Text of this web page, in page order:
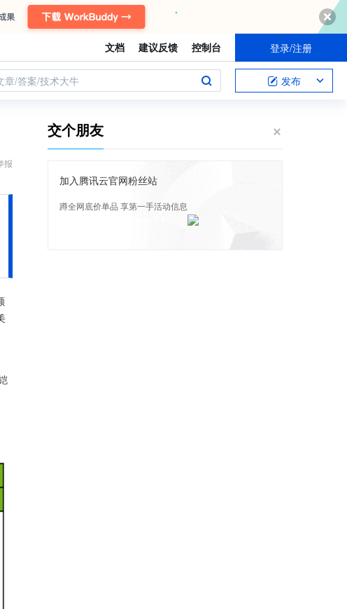
文档 建议反馈 控制台 登录/注册
章/答案/技术大牛 发布
报
交个朋友
加入腾讯云官网粉丝站
蹲全网底价单品 享第一手活动信息